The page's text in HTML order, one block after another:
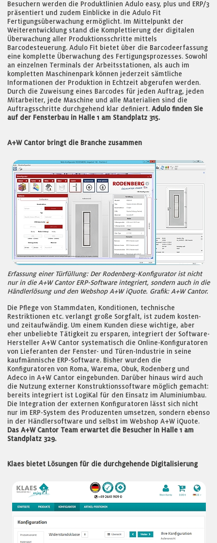
Besuchern werden die Produktlinien Adulo easy, plus und ERP/3
präsentiert und zudem Einblicke in die Adulo Fit
Fertigungsüberwachung ermöglicht. Im Mittelpunkt der
Weiterentwicklung stand die Komplettierung der digitalen
Überwachung aller Produktionsschritte mittels
Barcodesteuerung. Adulo Fit bietet über die Barcodeerfassung
eine komplette Überwachung des Fertigungsprozesses. Sowohl
an einzelnen Terminals der Arbeitsstationen, als auch im
kompletten Maschinenpark können jederzeit sämtliche
Informationen der Produktion in Echtzeit abgerufen werden.
Durch die Zuweisung eines Barcodes für jeden Auftrag, jeden
Mitarbeiter, jede Maschine und alle Materialien sind die
Auftragsschritte durchgehend klar definiert. Adulo finden Sie
auf der Fensterbau in Halle 1 am Standplatz 315.
A+W Cantor bringt die Branche zusammen
Erfassung einer Türfüllung: Der Rodenberg-Konfigurator ist nicht
nur in die A+W Cantor ERP-Software integriert, sondern auch in die
Händlerlösung und den Webshop A+W iQuote. Grafik: A+W Cantor.
Die Pflege von Stammdaten, Konditionen, technische
Restriktionen etc. verlangt große Sorgfalt, ist zudem kosten-
und zeitaufwändig. Um einem Kunden diese wichtige, aber
eher unbeliebte Tätigkeit zu ersparen, integriert der Software-
Hersteller A+W Cantor systematisch die Online-Konfiguratoren
von Lieferanten der Fenster- und Türen-Industrie in seine
kaufmännische ERP-Software. Bisher wurden die
Konfiguratoren von Roma, Warema, Obuk, Rodenberg und
Adeco in A+W Cantor eingebunden. Darüber hinaus wird auch
die Nutzung externer Konstruktionssoftware möglich gemacht:
bereits integriert ist LogiKal für den Einsatz im Aluminiumbau.
Die Integration der externen Konfiguratoren lässt sich nicht
nur im ERP-System des Produzenten umsetzen, sondern ebenso
in der Händlersoftware und selbst im Webshop A+W iQuote.
Das A+W Cantor Team erwartet die Besucher in Halle 1 am
Standplatz 329.
Klaes bietet Lösungen für die durchgehende Digitalisierung